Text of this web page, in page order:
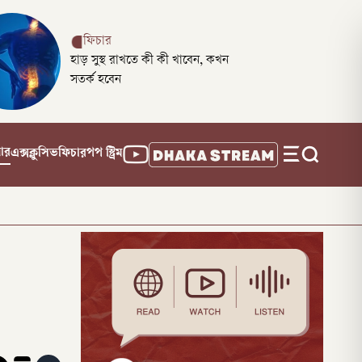
ফিচার
হাড় সুস্থ রাখতে কী কী খাবেন, কখন
সতর্ক হবেন
এক্সক্লুসিভফিচারপপ স্ট্রিম